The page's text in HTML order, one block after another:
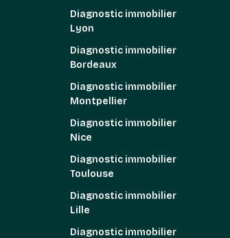
Diagnostic immobilier
Lyon
Diagnostic immobilier
Bordeaux
Diagnostic immobilier
Montpellier
Diagnostic immobilier
Nice
Diagnostic immobilier
Toulouse
Diagnostic immobilier
Lille
Diagnostic immobilier